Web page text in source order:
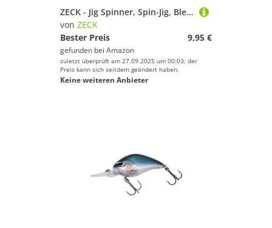
ZECK - Jig Spinner, Spin-Jig, Bleikopfspinner, Kunstköder, Angelköder - Rogue Runner | 20 g - Firetiger
von ZECK
Bester Preis
9,95 €
gefunden bei Amazon
zuletzt überprüft am 27.09.2025 um 00:03; der
Preis kann sich seitdem geändert haben.
Keine weiteren Anbieter